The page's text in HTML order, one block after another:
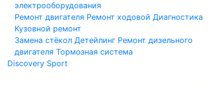
электрооборудования
Ремонт двигателя Ремонт ходовой Диагностика
Кузовной ремонт
Замена стёкол Детейлинг Ремонт дизельного
двигателя Тормозная система
Discovery Sport